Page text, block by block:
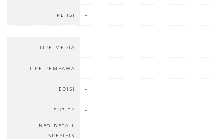
TIPE ISI -
TIPE MEDIA -
TIPE PEMBAWA -
EDISI -
SUBJEK -
INFO DETAIL
SPESIFIK
-